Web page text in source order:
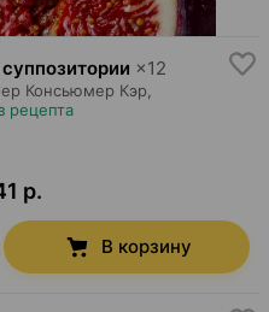
×12
Консьюмер Кэр
рецепта
р.
В корзину